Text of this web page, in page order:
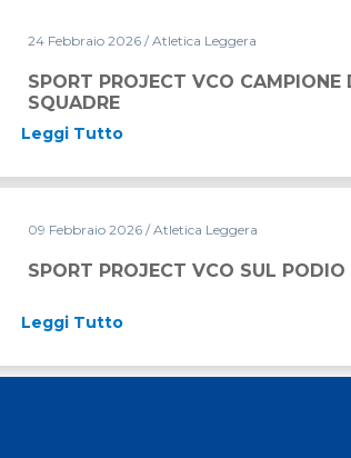
VCO CAMPIONE D’ITALIA DI CORSA
24 Febbraio 2026 / Atletica Leggera
SPORT PROJECT VCO CAMPIONE
SQUADRE
Leggi Tutto
VCO SUL PODIO D’EUROPA
09 Febbraio 2026 / Atletica Leggera
SPORT PROJECT VCO SUL PODIO
Leggi Tutto